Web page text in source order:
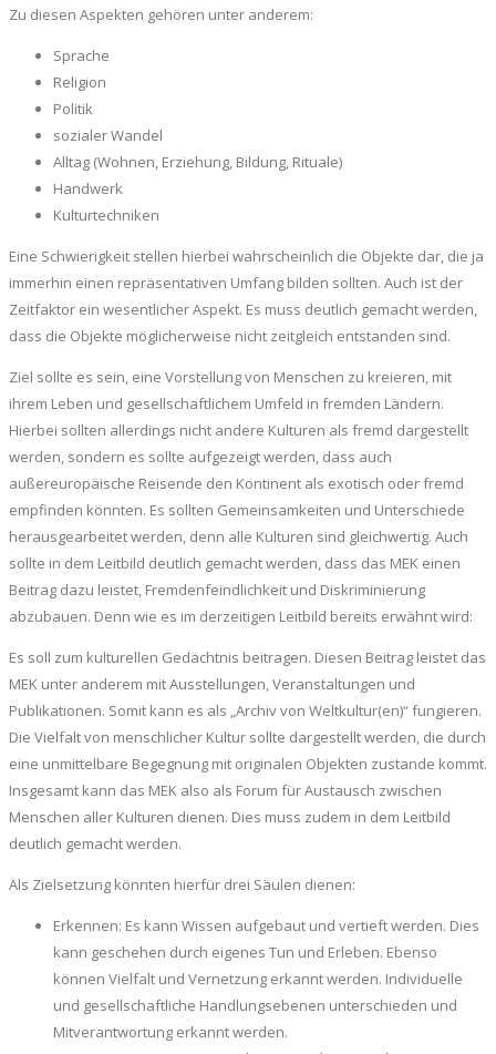
Zu diesen Aspekten gehören unter anderem:
Sprache
Religion
Politik
sozialer Wandel
Alltag (Wohnen, Erziehung, Bildung, Rituale)
Handwerk
Kulturtechniken
Eine Schwierigkeit stellen hierbei wahrscheinlich die Objekte dar, die ja
immerhin einen repräsentativen Umfang bilden sollten. Auch ist der
Zeitfaktor ein wesentlicher Aspekt. Es muss deutlich gemacht werden,
dass die Objekte möglicherweise nicht zeitgleich entstanden sind.
Ziel sollte es sein, eine Vorstellung von Menschen zu kreieren, mit
ihrem Leben und gesellschaftlichem Umfeld in fremden Ländern.
Hierbei sollten allerdings nicht andere Kulturen als fremd dargestellt
werden, sondern es sollte aufgezeigt werden, dass auch
außereuropäische Reisende den Kontinent als exotisch oder fremd
empfinden könnten. Es sollten Gemeinsamkeiten und Unterschiede
herausgearbeitet werden, denn alle Kulturen sind gleichwertig. Auch
sollte in dem Leitbild deutlich gemacht werden, dass das MEK einen
Beitrag dazu leistet, Fremdenfeindlichkeit und Diskriminierung
abzubauen. Denn wie es im derzeitigen Leitbild bereits erwähnt wird:
Es soll zum kulturellen Gedächtnis beitragen. Diesen Beitrag leistet das
MEK unter anderem mit Ausstellungen, Veranstaltungen und
Publikationen. Somit kann es als „Archiv von Weltkultur(en)“ fungieren.
Die Vielfalt von menschlicher Kultur sollte dargestellt werden, die durch
eine unmittelbare Begegnung mit originalen Objekten zustande kommt.
Insgesamt kann das MEK also als Forum für Austausch zwischen
Menschen aller Kulturen dienen. Dies muss zudem in dem Leitbild
deutlich gemacht werden.
Als Zielsetzung könnten hierfür drei Säulen dienen:
Erkennen: Es kann Wissen aufgebaut und vertieft werden. Dies
kann geschehen durch eigenes Tun und Erleben. Ebenso
können Vielfalt und Vernetzung erkannt werden. Individuelle
und gesellschaftliche Handlungsebenen unterschieden und
Mitverantwortung erkannt werden.